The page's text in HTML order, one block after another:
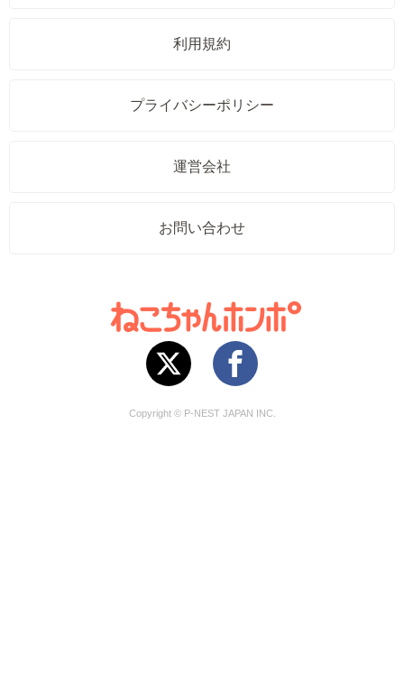
利用規約
プライバシーポリシー
運営会社
お問い合わせ
Copyright © P-NEST JAPAN INC.